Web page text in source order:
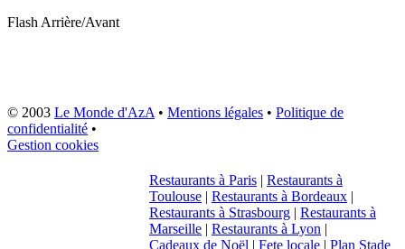
Flash Arrière/Avant
© 2003 Le Monde d'AzA • Mentions légales • Politique de
confidentialité •
Gestion cookies
Restaurants à Paris | Restaurants à
Toulouse | Restaurants à Bordeaux |
Restaurants à Strasbourg | Restaurants à
Marseille | Restaurants à Lyon |
Cadeaux de Noël | Fete locale | Plan Stade